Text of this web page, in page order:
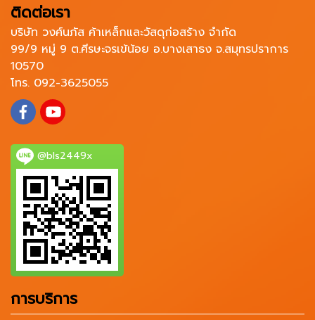
ติดต่อเรา
บริษัท วงศ์นภัส ค้าเหล็กและวัสดุก่อสร้าง จำกัด
99/9 หมู่ 9 ต.ศีรษะจรเข้น้อย อ.บางเสาธง จ.สมุทรปราการ
10570
โทร. 092-3625055
@bls2449x
การบริการ